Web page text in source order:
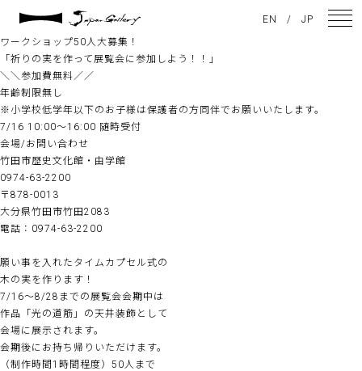
祈りの実を作って展覧会に参加しよう
ワークショップ50人大募集！
「祈りの実を作って展覧会に参加しよう！！」
＼＼参加費無料／／
年齢制限無し
※小学校低学年以下のお子様は保護者の方同伴でお願いいたします。
7/16 10:00〜16:00 随時受付
会場/お問い合わせ
竹田市歴史文化館・由学館
0974-63-2200
〒878-0013
大分県竹田市竹田2083
電話：0974-63-2200
願い事を入れたタイムカプセル式の
木の実を作ります！
7/16〜8/28までの展覧会会期中は
作品「光の道筋」の天井装飾として
会場に展示されます。
会期後にお持ち帰りいただけます。
（制作時間1時間程度）50人まで
EN / JP
NEWS
ARTISTS
GALLERY
CONTACT
FACEBOOK
INSTAGRAM